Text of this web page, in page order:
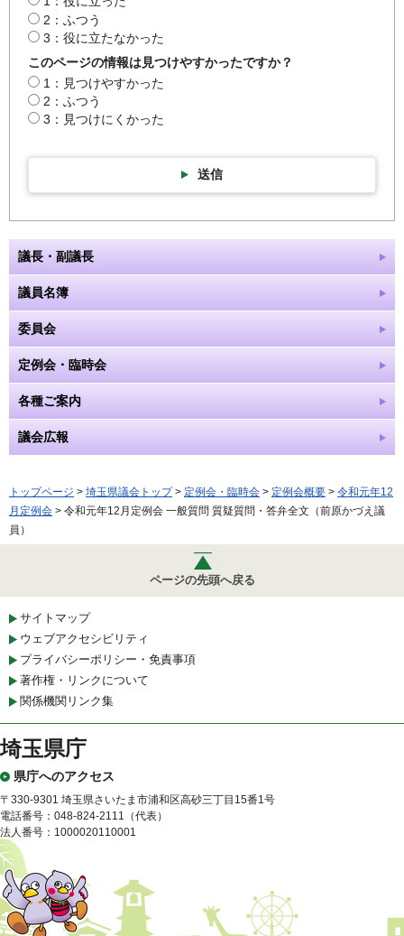
2：ふつう
3：役に立たなかった
このページの情報は見つけやすかったですか？
1：見つけやすかった
2：ふつう
3：見つけにくかった
送信
議長・副議長
議員名簿
委員会
定例会・臨時会
各種ご案内
議会広報
トップページ > 埼玉県議会トップ> 定例会・臨時会 > 定例会概要 > 令和元年12
月定例会 > 令和元年12月定例会 一般質問 質疑質問・答弁全文（前原かづえ議
員）
ページの先頭へ戻る
サイトマップ
ウェブアクセシビリティ
プライバシーポリシー・免責事項
著作権・リンクについて
関係機関リンク集
埼玉県庁
県庁へのアクセス
〒330-9301 埼玉県さいたま市浦和区高砂三丁目15番1号
電話番号：048-824-2111（代表）
法人番号：1000020110001